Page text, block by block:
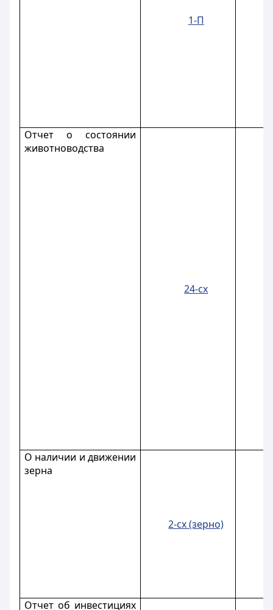
1-П
Отчет о состоянии
животноводства
24-сх
О наличии и движении
зерна
2-сх (зерно)
Отчет об инвестициях